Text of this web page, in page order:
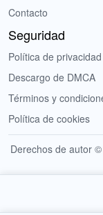
Contacto
Seguridad
Política de privacidad
Descargo de DMCA
Términos y
Política de cookies
Derechos de autor